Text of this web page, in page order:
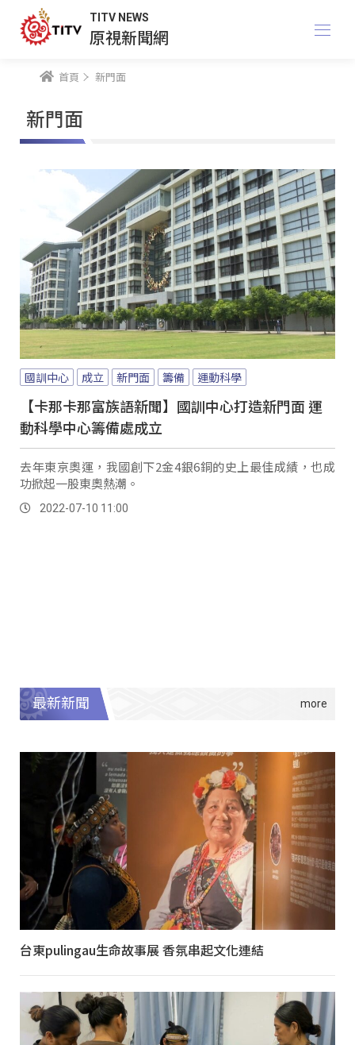
TITV NEWS
原視新聞網
首頁 新門面
新門面
國訓中心 成立 新門面 籌備 運動科學
【卡那卡那富族語新聞】國訓中心打造新門面 運
動科學中心籌備處成立
去年東京奧運，我國創下2金4銀6銅的史上最佳成績，也成
功掀起一股東奧熱潮。
2022-07-10 11:00
最新新聞
台東pulingau生命故事展 香氛串起文化連結